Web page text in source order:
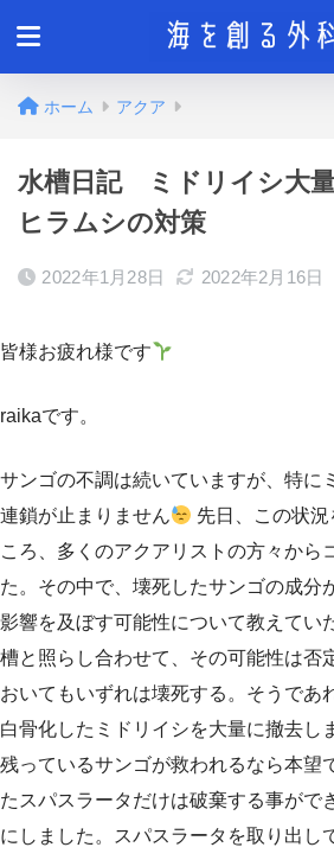
ホーム アクア
水槽日記 ミドリイシ大
ヒラムシの対策
2022年1月28日 2022年2月16日
皆様お疲れ様です
raikaです。
サンゴの不調は続いていますが、特に
連鎖が止まりません
先日、この状
ころ、多くのアクアリストの方々から
た。その中で、壊死したサンゴの成分
影響を及ぼす可能性について教えてい
槽と照らし合わせて、その可能性は否
おいてもいずれは壊死する。そうで
白骨化したミドリイシを大量に撤去し
残っているサンゴが救われるなら本望
たスパスラータだけは破棄する事がで
にしました。スパスラータを取り出し